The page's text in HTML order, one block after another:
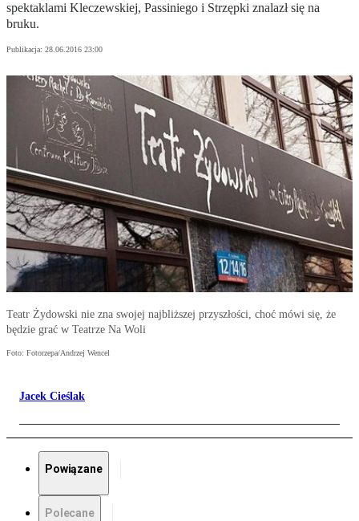
spektaklami Kleczewskiej, Passiniego i Strzępki znalazł się na
bruku.
Publikacja: 28.06.2016 23:00
Teatr Żydowski nie zna swojej najbliższej przyszłości, choć mówi się, że
będzie grać w Teatrze Na Woli
Foto: Fotorzepa/Andrzej Wencel
Jacek Cieślak
Powiązane
Polecane